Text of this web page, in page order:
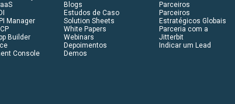
Manager
Builder
Console
Blogs
Estudos de Caso
Solution Sheets
White Papers
Webinars
Depoimentos
Demos
Parceiros
Parceiros
Estratégicos Globais
Parceria com a
Jitterbit
Indicar um Lead